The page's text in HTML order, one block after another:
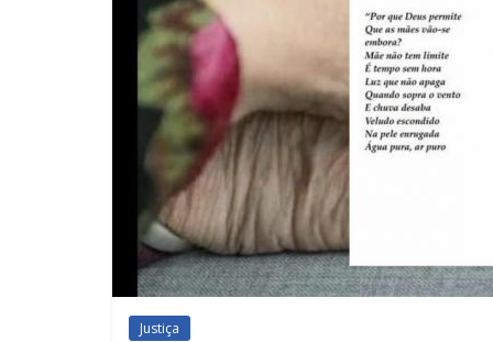
Justiça